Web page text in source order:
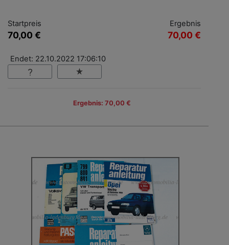
Startpreis
70,00 €
Ergebnis
70,00 €
Endet: 22.10.2022 17:06:10
Ergebnis: 70,00 €